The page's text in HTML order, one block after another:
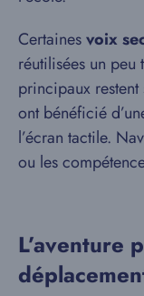
Certainesvoix
réutilisées un
principaux restent
ont bénéficié
l’écran tactile.
ou les
L’aventure